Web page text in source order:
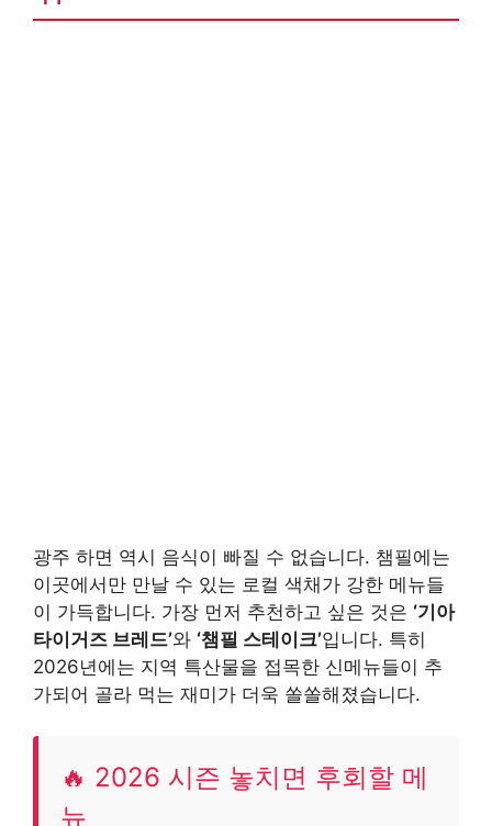
광주 하면 역시 음식이 빠질 수 없습니다. 챔필에는
이곳에서만 만날 수 있는 로컬 색채가 강한 메뉴들
이 가득합니다. 가장 먼저 추천하고 싶은 것은 ‘기아
타이거즈 브레드’와 ‘챔필 스테이크’입니다. 특히
2026년에는 지역 특산물을 접목한 신메뉴들이 추
가되어 골라 먹는 재미가 더욱 쏠쏠해졌습니다.
🔥 2026 시즌 놓치면 후회할 메
뉴